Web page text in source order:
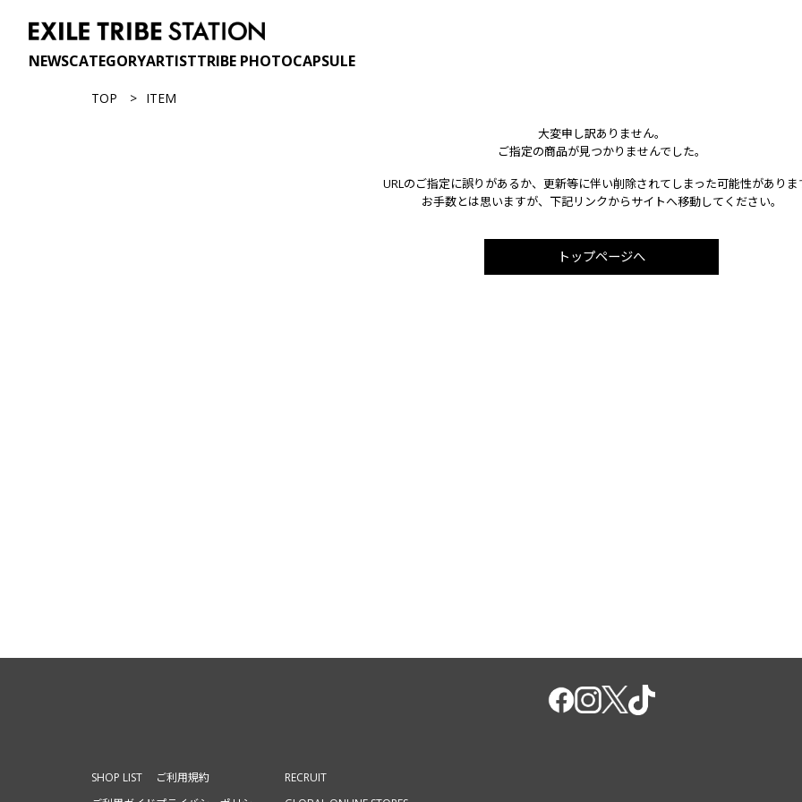
NEWSCATEGORYARTISTTRIBE PHOTOCAPSULE
TOP ITEM
大変申し訳ありません。
ご指定の商品が見つかりませんでした。
URLのご指定に誤りがあるか、更新等に伴い削除されてしまった可能性がありま
お手数とは思いますが、下記リンクからサイトへ移動してください。
トップページへ
SHOP LIST
ご利用規約
RECRUIT